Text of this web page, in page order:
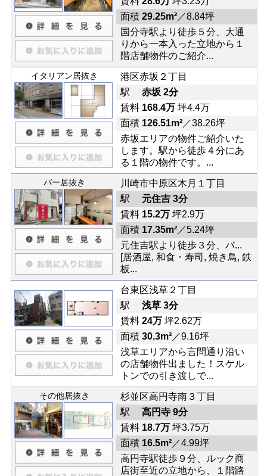
面積 29.25m²／8.84坪
国分寺駅より徒歩５分、大通
りから一本入った立地から１
階店舗物件のご紹介...
イタリアン居抜き
港区赤坂２丁目
駅 赤坂 2分
賃料 168.4万坪4.4万
面積 126.51m²／38.26坪
赤坂エリアの物件ご紹介いた
します。駅から徒歩４分にあ
る１階の物件です。...
バー居抜き
川崎市中原区木月１丁目
駅 元住吉 3分
賃料 15.2万坪2.9万
面積 17.35m²／5.24坪
元住吉駅より徒歩３分、バ...
[居酒屋, 和食・寿司, 焼き鳥, 鉄
板...
台東区浅草２丁目
駅 浅草 3分
賃料 24万坪2.62万
面積 30.3m²／9.16坪
浅草エリアから言問通り沿い
の店舗物件出ました！スケル
トンでの引き渡しで...
その他居抜き
杉並区高円寺南３丁目
駅 高円寺 9分
賃料 18.7万坪3.75万
面積 16.5m²／4.99坪
高円寺駅徒歩９分、ルック商
店街至近の立地から、１階路